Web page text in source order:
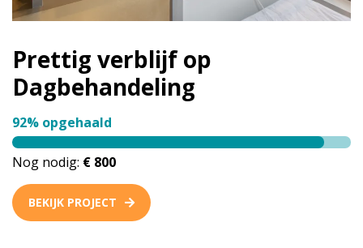
Prettig verblijf op
Dagbehandeling
92% opgehaald
Nog nodig: € 800
BEKIJK PROJECT